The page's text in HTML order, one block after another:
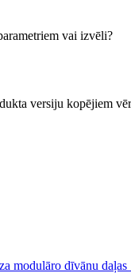
vai izvēli?
versiju kopējiem
modulāro dīvānu daļas